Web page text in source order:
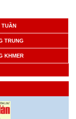
TUẦN
TRUNG
KHMER